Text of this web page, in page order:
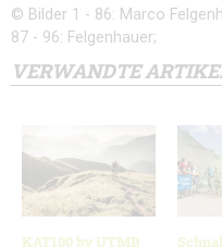
© Bilder 1 - 86: Marco
87 - 96: Felgenhauer;
VERWANDTE
KAT100 by UTMB